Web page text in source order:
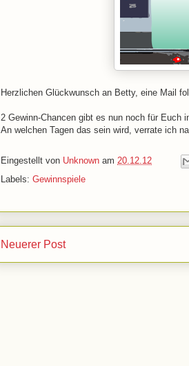
Herzlichen Glückwunsch an Betty, eine Mail
2 Gewinn-Chancen gibt es nun noch für Euch
An welchen Tagen das sein wird, verrate ich
Eingestellt von Unknown am 20.12.12
Labels: Gewinnspiele
Neuerer Post